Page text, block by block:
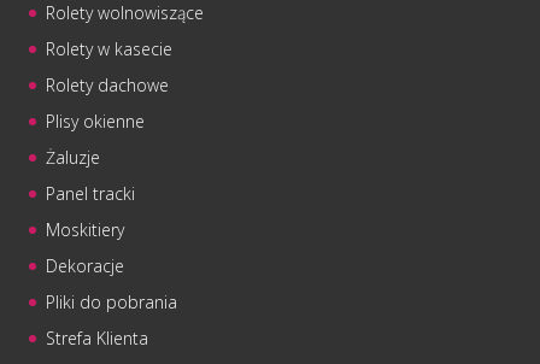
Rolety wolnowiszące
Rolety w kasecie
Rolety dachowe
Plisy okienne
Żaluzje
Panel tracki
Moskitiery
Dekoracje
Pliki do pobrania
Strefa Klienta